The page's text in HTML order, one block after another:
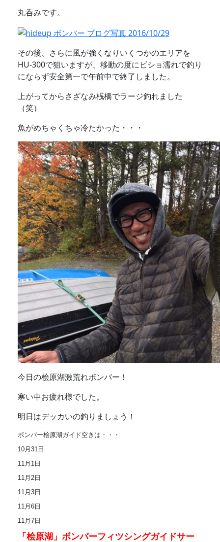
丸呑みです。
その後、さらに風が強くなりいくつかのエリアを
HU-300で狙いますが、移動の度にビショ濡れで釣り
にならず安全第一で午前中で終了しました。
上がってからさざなみ桟橋でラージ釣れました
（笑）
魚がめちゃくちゃ冷たかった・・・
今日の桧原湖激荒れボンバー！
寒い中お疲れ様でした。
明日はデッカいの釣りましょう！
ボンバー桧原湖ガイド空きは・・・
10月31日
11月1日
11月2日
11月3日
11月6日
11月7日
「桧原湖」ボンバーフィツシングガイドサー